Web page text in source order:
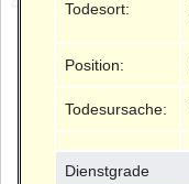
Todesort:
Position:
Todesursache:
Dienstgrade